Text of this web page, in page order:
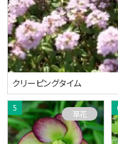
クリーピングタイム
草花